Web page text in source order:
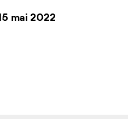
mai 2022